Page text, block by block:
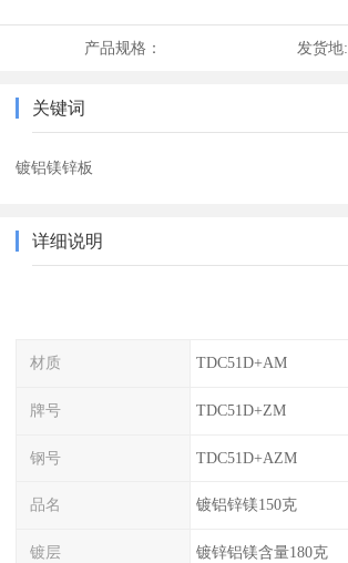
产品规格： 发货地:
关键词
镀铝镁锌板
详细说明
材质 TDC51D+AM
牌号 TDC51D+ZM
钢号 TDC51D+AZM
品名 镀铝锌镁150克
镀层 镀锌铝镁含量180克